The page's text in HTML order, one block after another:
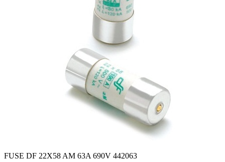
FUSE DF 22X58 AM 63A 690V 442063